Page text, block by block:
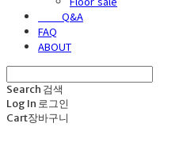
⠀⠀⠀Q&A
FAQ
ABOUT
Search 검색
Log In 로그인
Cart장바구니